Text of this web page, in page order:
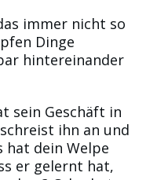
immer nicht so
Dinge
hintereinander
sein Geschäft in
ihn an und
hat dein Welpe
er gelernt hat,